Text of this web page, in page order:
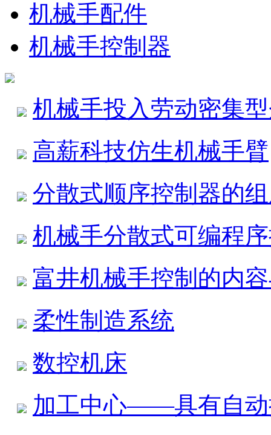
机械手配件
机械手控制器
机械手投入劳动密集
高薪科技仿生机械手臂
分散式顺序控制器的
机械手分散式可编程
富井机械手控制的内
柔性制造系统
数控机床
加工中心——具有自动